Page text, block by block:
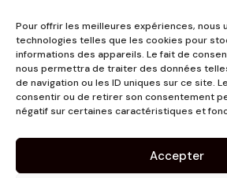
Pour offrir les meilleures expériences, nous
technologies telles que les cookies pour
informations des appareils. Le fait de
nous permettra de traiter des données
de navigation ou les ID uniques sur ce site.
consentir ou de retirer son consentement
négatif sur certaines caractéristiques et
Accepter
3 place Jeanne d'Arc
31000 Toulouse
contact@pujolmaison.com